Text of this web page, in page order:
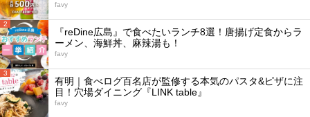
favy
2
『reDine広島』で食べたいランチ8選！唐揚げ定食からラ
ーメン、海鮮丼、麻辣湯も！
favy
3
有明｜食べログ百名店が監修する本気のパスタ&ピザに注
目！穴場ダイニング『LINK table』
favy